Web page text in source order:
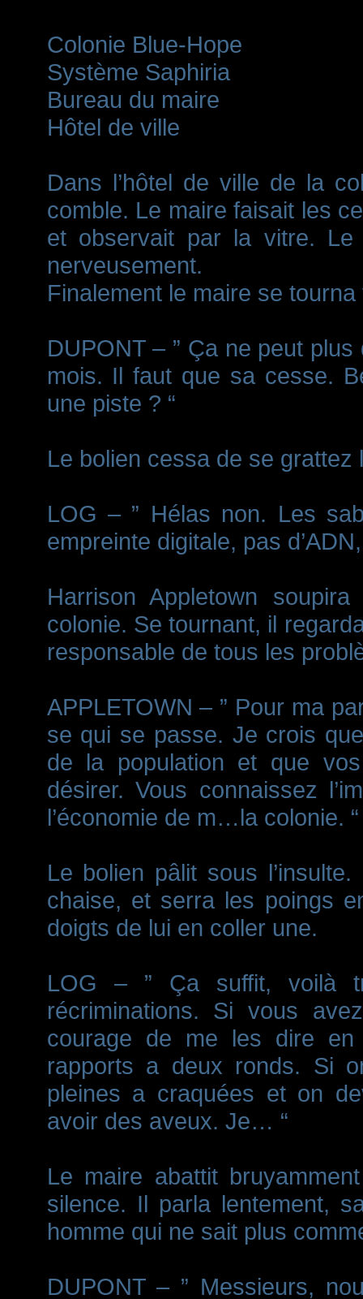
Colonie Blue-Hope
Système Saphiria
Bureau du maire
Hôtel de ville
Dans l’hôtel de ville de la
comble. Le maire faisait les
et observait par la vitre.
nerveusement.
Finalement le maire se
DUPONT – ” Ça ne peut
mois. Il faut que sa cesse.
une piste ? “
Le bolien cessa de se
LOG – ” Hélas non. Les
empreinte digitale, pas
Harrison Appletown
colonie. Se tournant, il
responsable de tous les
APPLETOWN – ” Pour ma
se qui se passe. Je crois
de la population et que
désirer. Vous connaissez
l’économie de m…la colonie. “
Le bolien pâlit sous
chaise, et serra les poings
doigts de lui en coller une.
LOG – ” Ça suffit, voilà
récriminations. Si vous
courage de me les dire
rapports a deux ronds. Si
pleines a craquées et on
avoir des aveux. Je… “
Le maire abattit
silence. Il parla lentement,
homme qui ne sait plus
DUPONT – ” Messieurs,